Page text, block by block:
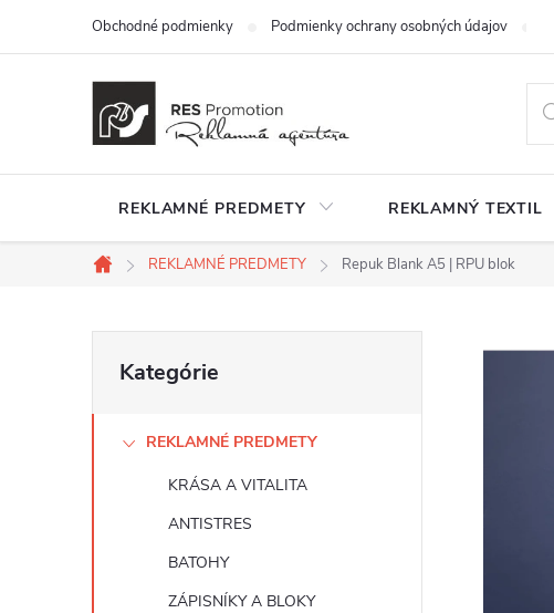
Obchodné podmienky Podmienky ochrany osobných údajov
REKLAMNÉ PREDMETY REKLAMNÝ TEXTIL
Domov
REKLAMNÉ PREDMETY Repuk Blank A5 | RPU blok
o
kategórie
Kategórie
REKLAMNÉ PREDMETY
KRÁSA A VITALITA
ANTISTRES
BATOHY
ZÁPISNÍKY A BLOKY